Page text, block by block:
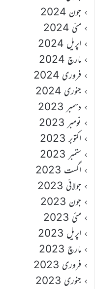
جون 2024
مئی 2024
اپریل 2024
مارچ 2024
فروری 2024
جنوری 2024
دسمبر 2023
نومبر 2023
اکتوبر 2023
ستمبر 2023
اگست 2023
جولائی 2023
جون 2023
مئی 2023
اپریل 2023
مارچ 2023
فروری 2023
جنوری 2023